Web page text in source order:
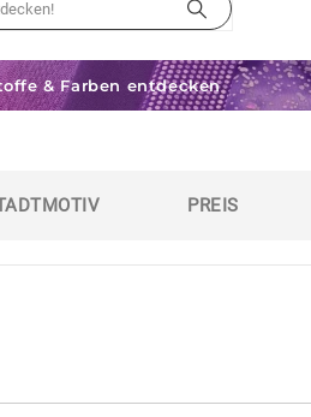
& Farben entdecken
PREIS